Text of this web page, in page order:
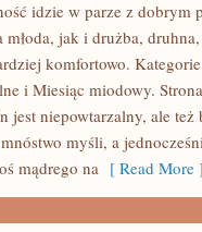
idzie w parze z dobrym
młoda, jak i drużba,
komfortowo.
i Miesiąc miodowy.
jest niepowtarzalny, ale
myśli, a
mądrego na [ Read More